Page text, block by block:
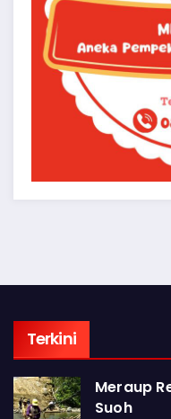
Terkini
Meraup
Suoh